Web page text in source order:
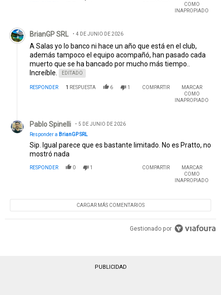
COMO
INAPROPIADO
Comentario de BrianGP SRL.
BrianGP SRL 4 DE JUNIO DE 2026
A Salas yo lo banco ni hace un año que está en el club,
además tampoco el equipo acompañó, han pasado cada
muerto que se ha bancado por mucho más tiempo..
Increíble.
EDITADO
RESPONDER 1 RESPUESTA 6 1 COMPARTIR
MARCAR
COMO
INAPROPIADO
Pablo Spinelli
5 DE JUNIO DE 2026
Responder a BrianGP SRL
Sip. Igual parece que es bastante limitado. No es Pratto, no
mostró nada
RESPONDER 0 1 COMPARTIR
MARCAR
COMO
INAPROPIADO
CARGAR MÁS COMENTARIOS
Gestionado por
PUBLICIDAD